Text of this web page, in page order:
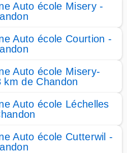
Auto école Misery -
Auto école Courtion -
Auto école Misery-
de Chandon
Auto école Léchelles
Auto école Cutterwil -